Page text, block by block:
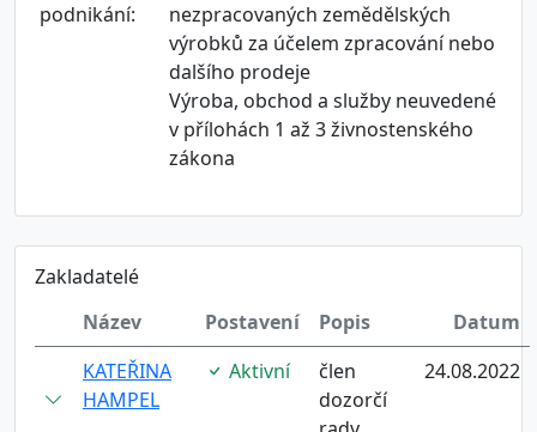
podnikání:
nezpracovaných zemědělských
výrobků za účelem zpracování nebo
dalšího prodeje
Výroba, obchod a služby neuvedené
v přílohách 1 až 3 živnostenského
zákona
Zakladatelé
Název
Postavení Popis
Datum
KATEŘINA
HAMPEL
Aktivní
člen
dozorčí
24.08.2022